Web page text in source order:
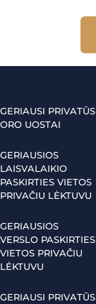
GERIAUSI PRIVATŪS
ORO UOSTAI
GERIAUSIOS
LAISVALAIKIO
PASKIRTIES VIETOS
PRIVAČIU LĖKTUVU
GERIAUSIOS
VERSLO PASKIRTIES
VIETOS PRIVAČIU
LĖKTUVU
GERIAUSI PRIVATŪS